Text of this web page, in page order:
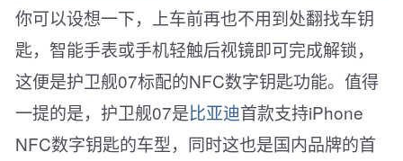
你可以设想一下，上车前再也不用到处翻找车钥
匙，智能手表或手机轻触后视镜即可完成解锁，
这便是护卫舰07标配的NFC数字钥匙功能。值得
一提的是，护卫舰07是比亚迪首款支持iPhone
NFC数字钥匙的车型，同时这也是国内品牌的首